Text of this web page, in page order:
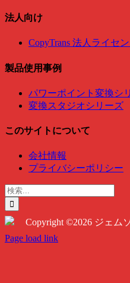
法人向け
CopyTrans 法人ライセ
製品使用事例
パワーポイント変換シ
変換スタジオシリーズ
このサイトについて
会社情報
プライバシーポリシー
検
索
…
Copyright ©2026 ジェム
Twitter
Instagram
Facebook
Page load link